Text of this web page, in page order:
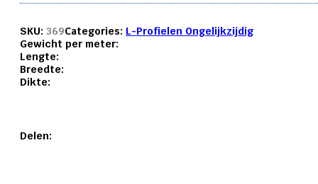
SKU: 369Categories: L-Profielen Ongelijkzijdig
Gewicht per meter:
Lengte:
Breedte:
Dikte:
Delen: